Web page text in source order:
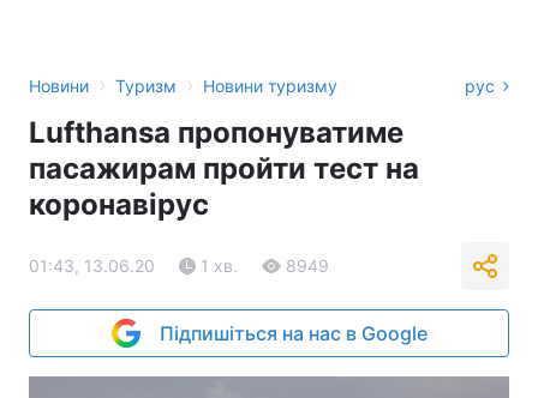
Новини › Туризм › Новини туризму рус
Lufthansa пропонуватиме
пасажирам пройти тест на
коронавірус
01:43, 13.06.20 1 хв. 8949
Підпишіться на нас в Google